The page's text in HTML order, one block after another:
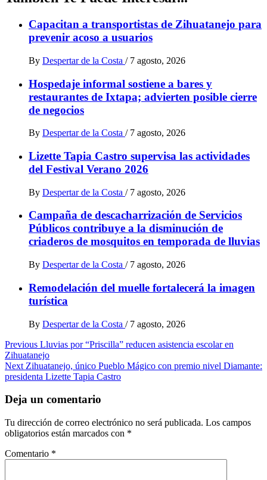
Capacitan a transportistas de Zihuatanejo para
prevenir acoso a usuarios
By Despertar de la Costa / 7 agosto, 2026
Hospedaje informal sostiene a bares y
restaurantes de Ixtapa; advierten posible cierre
de negocios
By Despertar de la Costa / 7 agosto, 2026
Lizette Tapia Castro supervisa las actividades
del Festival Verano 2026
By Despertar de la Costa / 7 agosto, 2026
Campaña de descacharrización de Servicios
Públicos contribuye a la disminución de
criaderos de mosquitos en temporada de lluvias
By Despertar de la Costa / 7 agosto, 2026
Remodelación del muelle fortalecerá la imagen
turística
By Despertar de la Costa / 7 agosto, 2026
Post
navigation
Previous Lluvias por “Priscilla” reducen asistencia escolar en
Zihuatanejo
Next Zihuatanejo, único Pueblo Mágico con premio nivel Diamante:
presidenta Lizette Tapia Castro
Deja un comentario
Tu dirección de correo electrónico no será publicada. Los campos
obligatorios están marcados con *
Comentario *